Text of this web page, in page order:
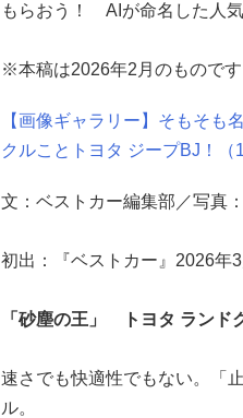
もらおう！ AIが命名した人気
※本稿は2026年2月のものです
【画像ギャラリー】そもそ
クルことトヨタ ジープBJ！（
文：ベストカー編集部／写真：
初出：『ベストカー』2026年
「砂塵の王」 トヨタ ランド
速さでも快適性でもない。「
ル。